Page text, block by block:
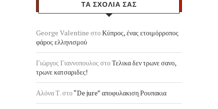
ΤΑ ΣΧΟΛΙΑ ΣΑΣ
George Valentine στοΚύπρος, ένας ετοιμόρροπος
φάρος ελληνισμού
Γιώργος Γιαννοπουλος στοΤελικα δεν τρωνε σανο,
τρωνε κατσαριδες!
Αλόνα Τ.στο“De jure” αποφυλακιση Ρουπακια